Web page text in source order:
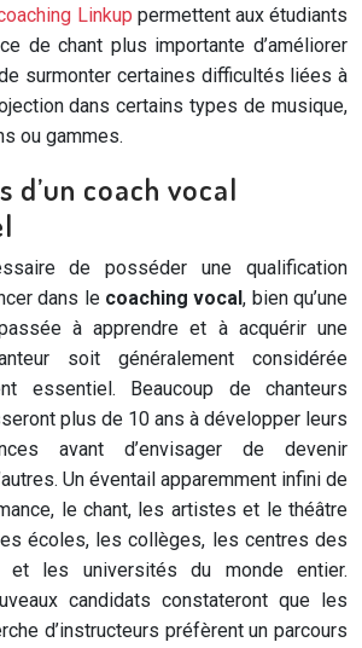
Linkup permettent aux étudiants
de chant plus importante d’améliorer
surmonter certaines difficultés liées à
dans certains types de musique,
ou gammes.
d’un coach vocal
de posséder une qualification
dans le coaching vocal, bien qu’une
à apprendre et à acquérir une
soit généralement considérée
essentiel. Beaucoup de chanteurs
plus de 10 ans à développer leurs
avant d’envisager de devenir
Un éventail apparemment infini de
le chant, les artistes et le théâtre
écoles, les collèges, les centres des
les universités du monde entier.
candidats constateront que les
d’instructeurs préfèrent un parcours